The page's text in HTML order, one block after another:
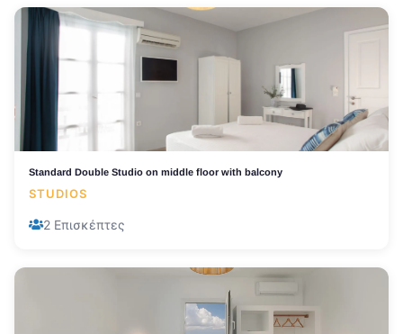
Standard Double Studio on middle floor with balcony
STUDIOS
2 Επισκέπτες